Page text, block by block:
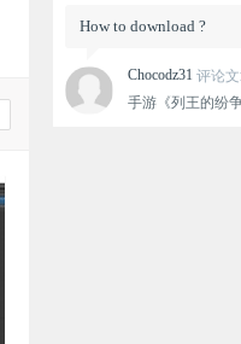
How to download ?
Chocodz31 评论文
手游《列王的纷